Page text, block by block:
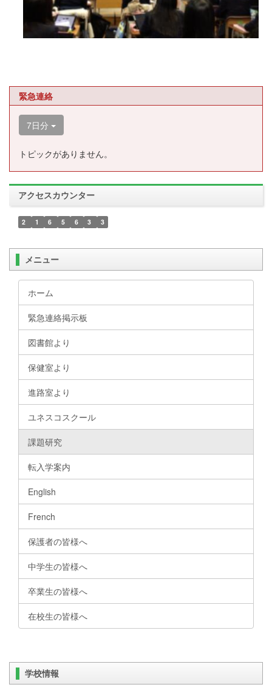
緊急連絡
7日分
トピックがありません。
アクセスカウンター
2 1 6 5 6 3 3
メニュー
ホーム
緊急連絡掲示板
図書館より
保健室より
進路室より
ユネスコスクール
課題研究
転入学案内
English
French
保護者の皆様へ
中学生の皆様へ
卒業生の皆様へ
在校生の皆様へ
学校情報